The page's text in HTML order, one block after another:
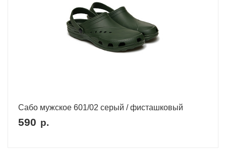
Сабо мужское 601/02 серый / фисташковый
590 р.